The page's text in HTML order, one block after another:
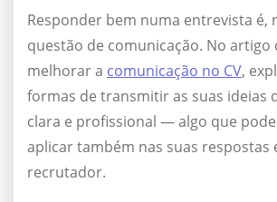
Responder bem numa entrevista é,
questão de comunicação. No artigo
melhorar a comunicação no CV,
formas de transmitir as suas ideias
clara e profissional — algo que
aplicar também nas suas respostas
recrutador.